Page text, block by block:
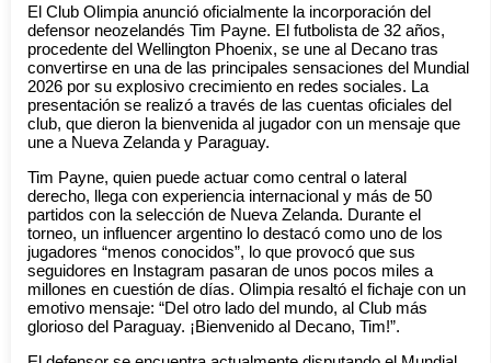
El Club Olimpia anunció oficialmente la incorporación del
defensor neozelandés Tim Payne. El futbolista de 32 años,
procedente del Wellington Phoenix, se une al Decano tras
convertirse en una de las principales sensaciones del Mundial
2026 por su explosivo crecimiento en redes sociales. La
presentación se realizó a través de las cuentas oficiales del
club, que dieron la bienvenida al jugador con un mensaje que
une a Nueva Zelanda y Paraguay.
Tim Payne, quien puede actuar como central o lateral
derecho, llega con experiencia internacional y más de 50
partidos con la selección de Nueva Zelanda. Durante el
torneo, un influencer argentino lo destacó como uno de los
jugadores “menos conocidos”, lo que provocó que sus
seguidores en Instagram pasaran de unos pocos miles a
millones en cuestión de días. Olimpia resaltó el fichaje con un
emotivo mensaje: “Del otro lado del mundo, al Club más
glorioso del Paraguay. ¡Bienvenido al Decano, Tim!”.